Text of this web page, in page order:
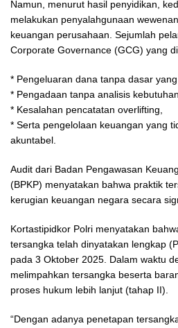
Namun, menurut hasil penyidikan,
melakukan penyalahgunaan
keuangan perusahaan. Sejumlah
Corporate Governance (GCG) yang
* Pengeluaran dana tanpa dasar
* Pengadaan tanpa analisis
* Kesalahan pencatatan overlifting,
* Serta pengelolaan keuangan yang
akuntabel.
Audit dari Badan Pengawasan
(BPKP) menyatakan bahwa praktik
kerugian keuangan negara secara
Kortastipidkor Polri menyatakan
tersangka telah dinyatakan lengkap
pada 3 Oktober 2025. Dalam waktu
melimpahkan tersangka beserta
proses hukum lebih lanjut (tahap II).
“Dengan adanya penetapan